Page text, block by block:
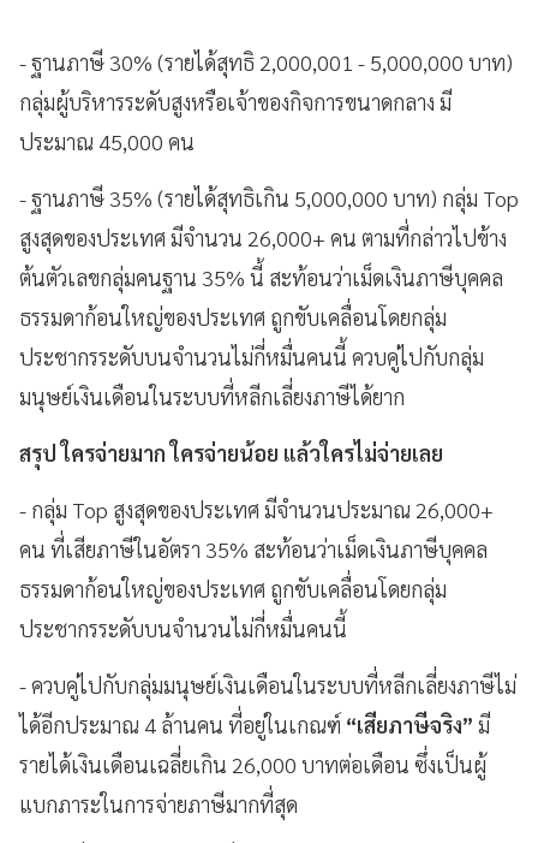
- ฐานภาษี 30% (รายได้สุทธิ 2,000,001 - 5,000,000 บาท)
กลุ่มผู้บริหารระดับสูงหรือเจ้าของกิจการขนาดกลาง มี
ประมาณ 45,000 คน
- ฐานภาษี 35% (รายได้สุทธิเกิน 5,000,000 บาท) กลุ่ม Top
สูงสุดของประเทศ มีจำนวน 26,000+ คน ตามที่กล่าวไปข้าง
ต้นตัวเลขกลุ่มคนฐาน 35% นี้ สะท้อนว่าเม็ดเงินภาษีบุคคล
ธรรมดาก้อนใหญ่ของประเทศ ถูกขับเคลื่อนโดยกลุ่ม
ประชากรระดับบนจำนวนไม่กี่หมื่นคนนี้ ควบคู่ไปกับกลุ่ม
มนุษย์เงินเดือนในระบบที่หลีกเลี่ยงภาษีได้ยาก
สรุป ใครจ่ายมาก ใครจ่ายน้อย แล้วใครไม่จ่ายเลย
- กลุ่ม Top สูงสุดของประเทศ มีจำนวนประมาณ 26,000+
คน ที่เสียภาษีในอัตรา 35% สะท้อนว่าเม็ดเงินภาษีบุคคล
ธรรมดาก้อนใหญ่ของประเทศ ถูกขับเคลื่อนโดยกลุ่ม
ประชากรระดับบนจำนวนไม่กี่หมื่นคนนี้
- ควบคู่ไปกับกลุ่มมนุษย์เงินเดือนในระบบที่หลีกเลี่ยงภาษีไม่
ได้อีกประมาณ 4 ล้านคน ที่อยู่ในเกณฑ์ “เสียภาษีจริง” มี
รายได้เงินเดือนเฉลี่ยเกิน 26,000 บาทต่อเดือน ซึ่งเป็นผู้
แบกภาระในการจ่ายภาษีมากที่สุด